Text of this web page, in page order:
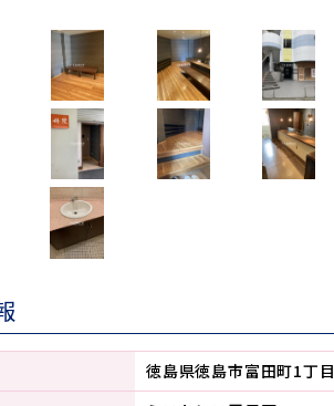
徳島県徳島市富田町1丁目